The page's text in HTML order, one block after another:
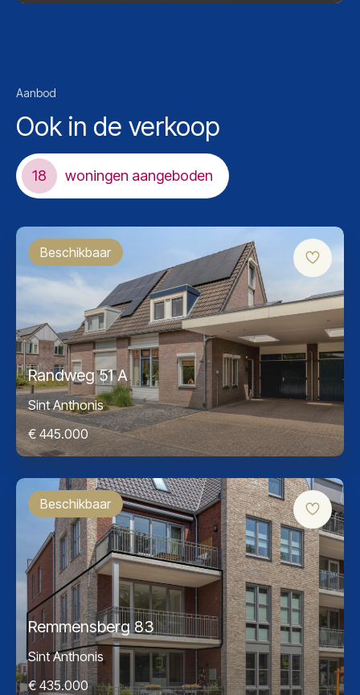
Aanbod
Ook in de verkoop
18 woningen aangeboden
Beschikbaar
Randweg 51 A
Sint Anthonis
€ 445.000
Beschikbaar
Remmensberg 83
Sint Anthonis
€ 435.000